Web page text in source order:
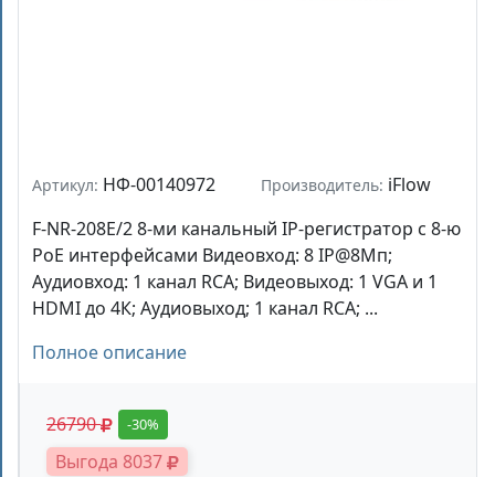
Артикул: НФ-00140972 Производитель: iFlow
F-NR-208E/2 8-ми канальный IP-регистратор c 8-ю
PoE интерфейсами Видеовход: 8 IP@8Мп;
Аудиовход: 1 канал RCA; Видеовыход: 1 VGA и 1
HDMI до 4К; Аудиовыход; 1 канал RCA; ...
Полное описание
26790 -30%
Выгода 8037